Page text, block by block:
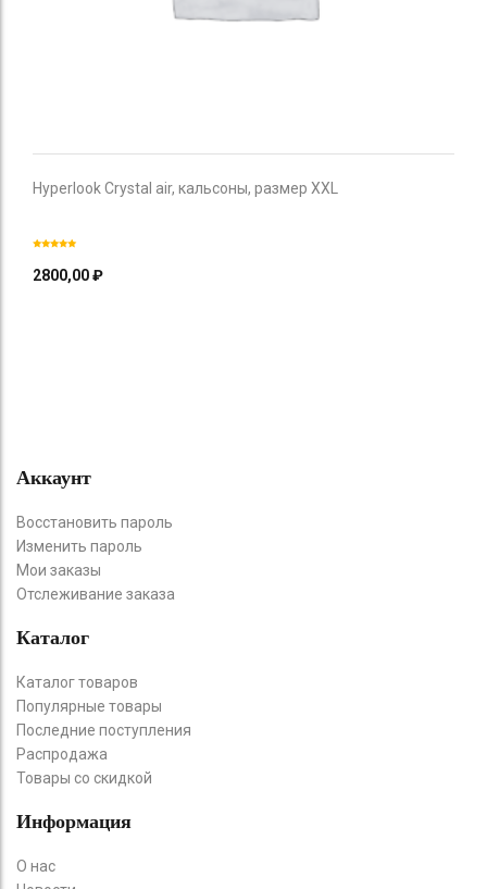
Hyperlook Crystal air, кальсоны, размер XXL
2800,00₽
Аккаунт
Восстановить пароль
Изменить пароль
Мои заказы
Отслеживание заказа
Каталог
Каталог товаров
Популярные товары
Последние поступления
Распродажа
Товары со скидкой
Информация
О нас